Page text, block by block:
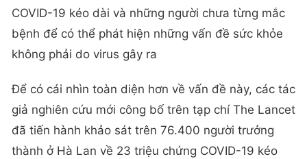
COVID-19 kéo dài và những người chưa từng mắc
bệnh để có thể phát hiện những vấn đề sức khỏe
không phải do virus gây ra
Để có cái nhìn toàn diện hơn về vấn đề này, các tác
giả nghiên cứu mới công bố trên tạp chí The Lancet
đã tiến hành khảo sát trên 76.400 người trưởng
thành ở Hà Lan về 23 triệu chứng COVID-19 kéo